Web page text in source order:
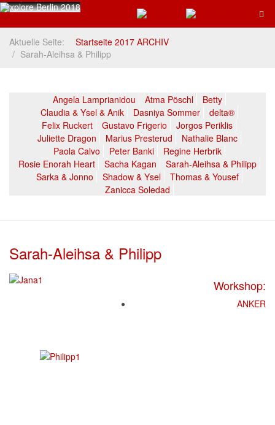
Aktuelle Seite:
Startseite 2017 ARCHIV
Sarah-Aleihsa & Philipp
Angela Lamprianidou Atma Pöschl
Betty
Claudia & Ysel & Anik
Dasniya Sommer
delta®
Felix Ruckert
Gustavo Frigerio
Jorgos Periklis
Juliette Dragon
Marius Presterud
Nathalie Blanc
Paola Calvo
Peter Banki
Regine Herbrik
Rosie Enorah Heart
Sacha Kagan
Sarah-Aleihsa & Philipp
Sarka & Jonno
Shadow & Ysel
Thomas & Yousef
Zanicca Soledad
Sarah-Aleihsa & Philipp
Workshop:
ANKER